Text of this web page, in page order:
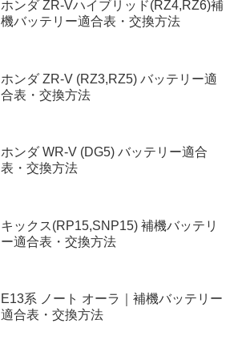
ホンダ ZR-Vハイブリッド(RZ4,RZ6)補
機バッテリー適合表・交換方法
ホンダ ZR-V (RZ3,RZ5) バッテリー適
合表・交換方法
ホンダ WR-V (DG5) バッテリー適合
表・交換方法
キックス(RP15,SNP15) 補機バッテリ
ー適合表・交換方法
E13系 ノート オーラ｜補機バッテリー
適合表・交換方法